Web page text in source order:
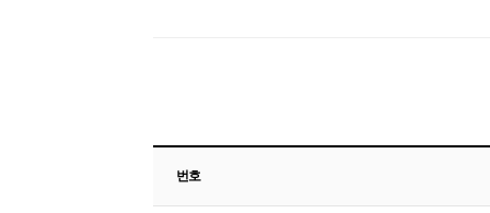
번호